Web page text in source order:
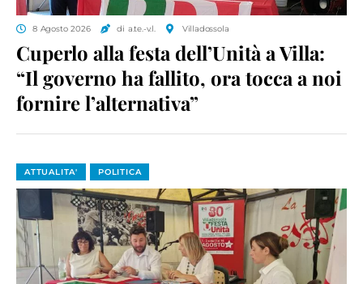
8 Agosto 2026 di a.te.-v.l. Villadossola
Cuperlo alla festa dell’Unità a Villa:
“Il governo ha fallito, ora tocca a noi
fornire l’alternativa”
ATTUALITA' POLITICA